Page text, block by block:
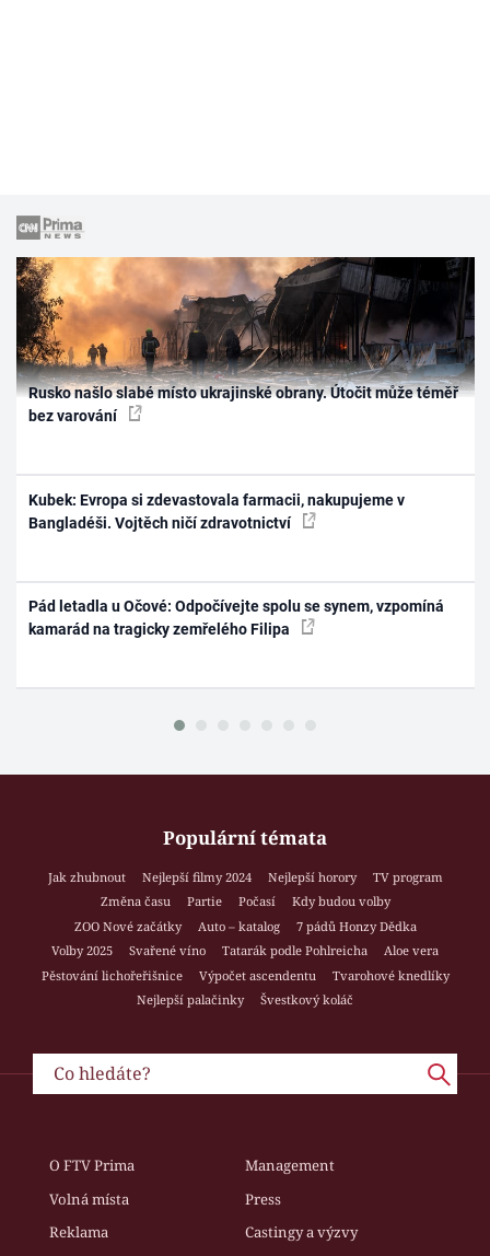
Rusko našlo slabé místo ukrajinské obrany. Útočit může téměř
bez varování
Kubek: Evropa si zdevastovala farmacii, nakupujeme v
Bangladéši. Vojtěch ničí zdravotnictví
Pád letadla u Očové: Odpočívejte spolu se synem, vzpomíná
kamarád na tragicky zemřelého Filipa
Populární témata
Jak zhubnout Nejlepší filmy 2024 Nejlepší horory
TV program
Změna času
Partie Počasí
Kdy budou volby
ZOO Nové začátky
Auto – katalog
7 pádů Honzy Dědka
Volby 2025
Svařené víno Tatarák podle Pohlreicha
Aloe vera
Pěstování lichořeřišnice
Výpočet ascendentu
Tvarohové knedlíky
Nejlepší palačinky
Švestkový koláč
O FTV Prima
Management
Volná místa
Press
Reklama
Castingy a výzvy